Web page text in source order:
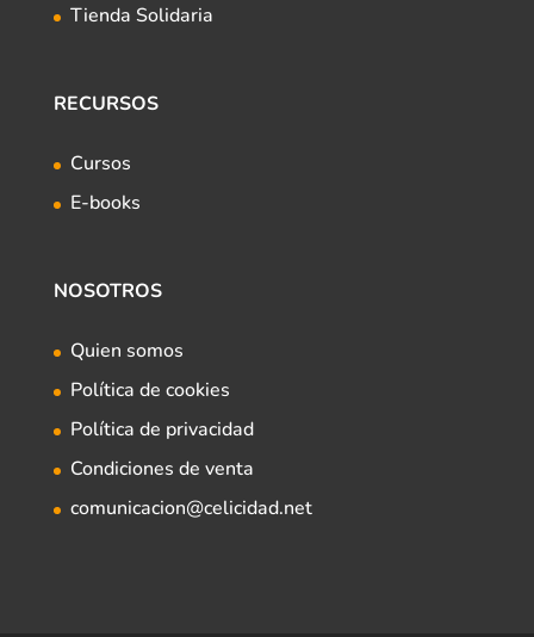
Tienda Solidaria
RECURSOS
Cursos
E-books
NOSOTROS
Quien somos
Política de cookies
Política de privacidad
Condiciones de venta
comunicacion@celicidad.net